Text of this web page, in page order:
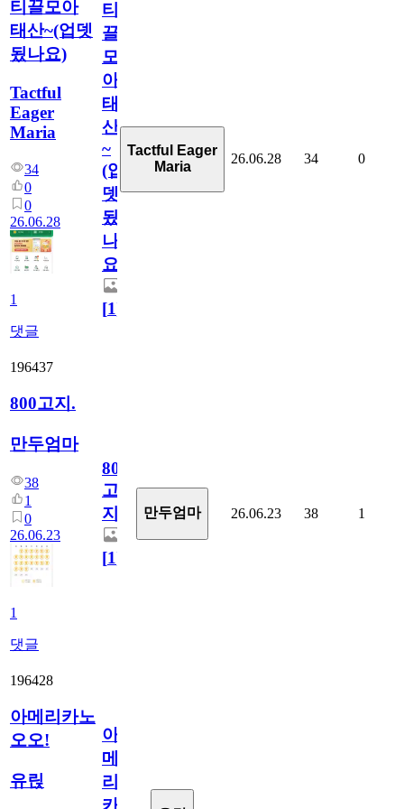
티끌모아
태산~(업뎃
됬나요)
Tactful
Eager
Maria
34
0
0
26.06.28
1
댓글
티
끌
모
아
태
산
~
(업
뎃
됬
나
요)
[1]
Tactful Eager
Maria
26.06.28 34 0
196437
800고지.
만두엄마
38
1
0
26.06.23
1
댓글
800
고
지.
[1]
만두엄마 26.06.23 38 1
196428
아메리카노
오오!
유릱
아
메
리